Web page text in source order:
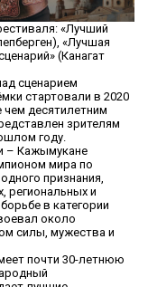
«Лучший
«Лучшая
(Канагат
сценарием
стартовали в 2020
десятилетним
зрителям
году.
– Кажымукане
мира по
признания,
региональных и
в категории
около
силы, мужества и
почти 30-летнюю